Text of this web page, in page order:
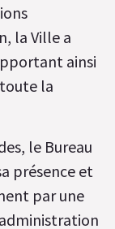
la Ville a
ainsi
la
le Bureau
présence et
par une